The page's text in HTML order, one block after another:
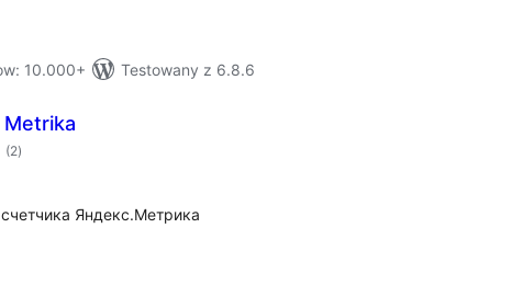
10.000+
Testowany z 6.8.6
Metrika
(2total
ratings
)
Яндекс.Метрика